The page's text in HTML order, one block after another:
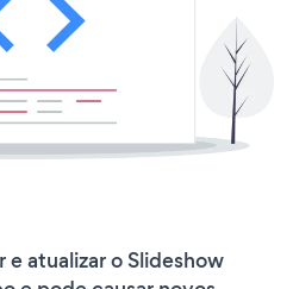
e atualizar o Slideshow